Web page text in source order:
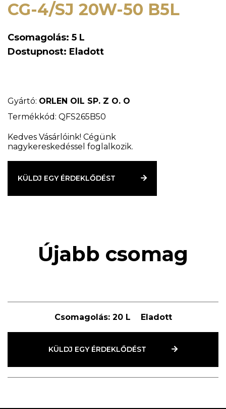
CG-4/SJ 20W-50 B5L
Csomagolás: 5 L
Dostupnost: Eladott
Gyártó: ORLEN OIL SP. Z O. O
Termékkód: QFS265B50
Kedves Vásárlóink! Cégünk
nagykereskedéssel foglalkozik.
KÜLDJ EGY ÉRDEKLŐDÉST
Újabb csomag
Csomagolás:20 L Eladott
KÜLDJ EGY ÉRDEKLŐDÉST